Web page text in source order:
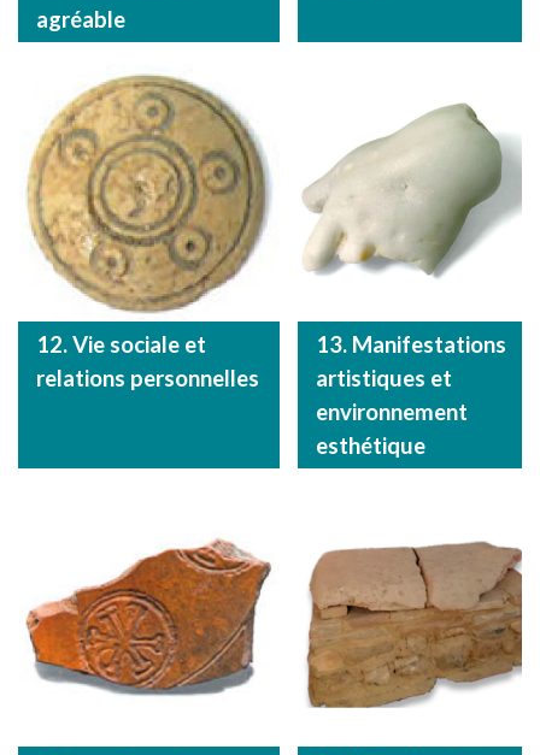
agréable
12. Vie sociale et
relations personnelles
13. Manifestations
artistiques et
environnement
esthétique